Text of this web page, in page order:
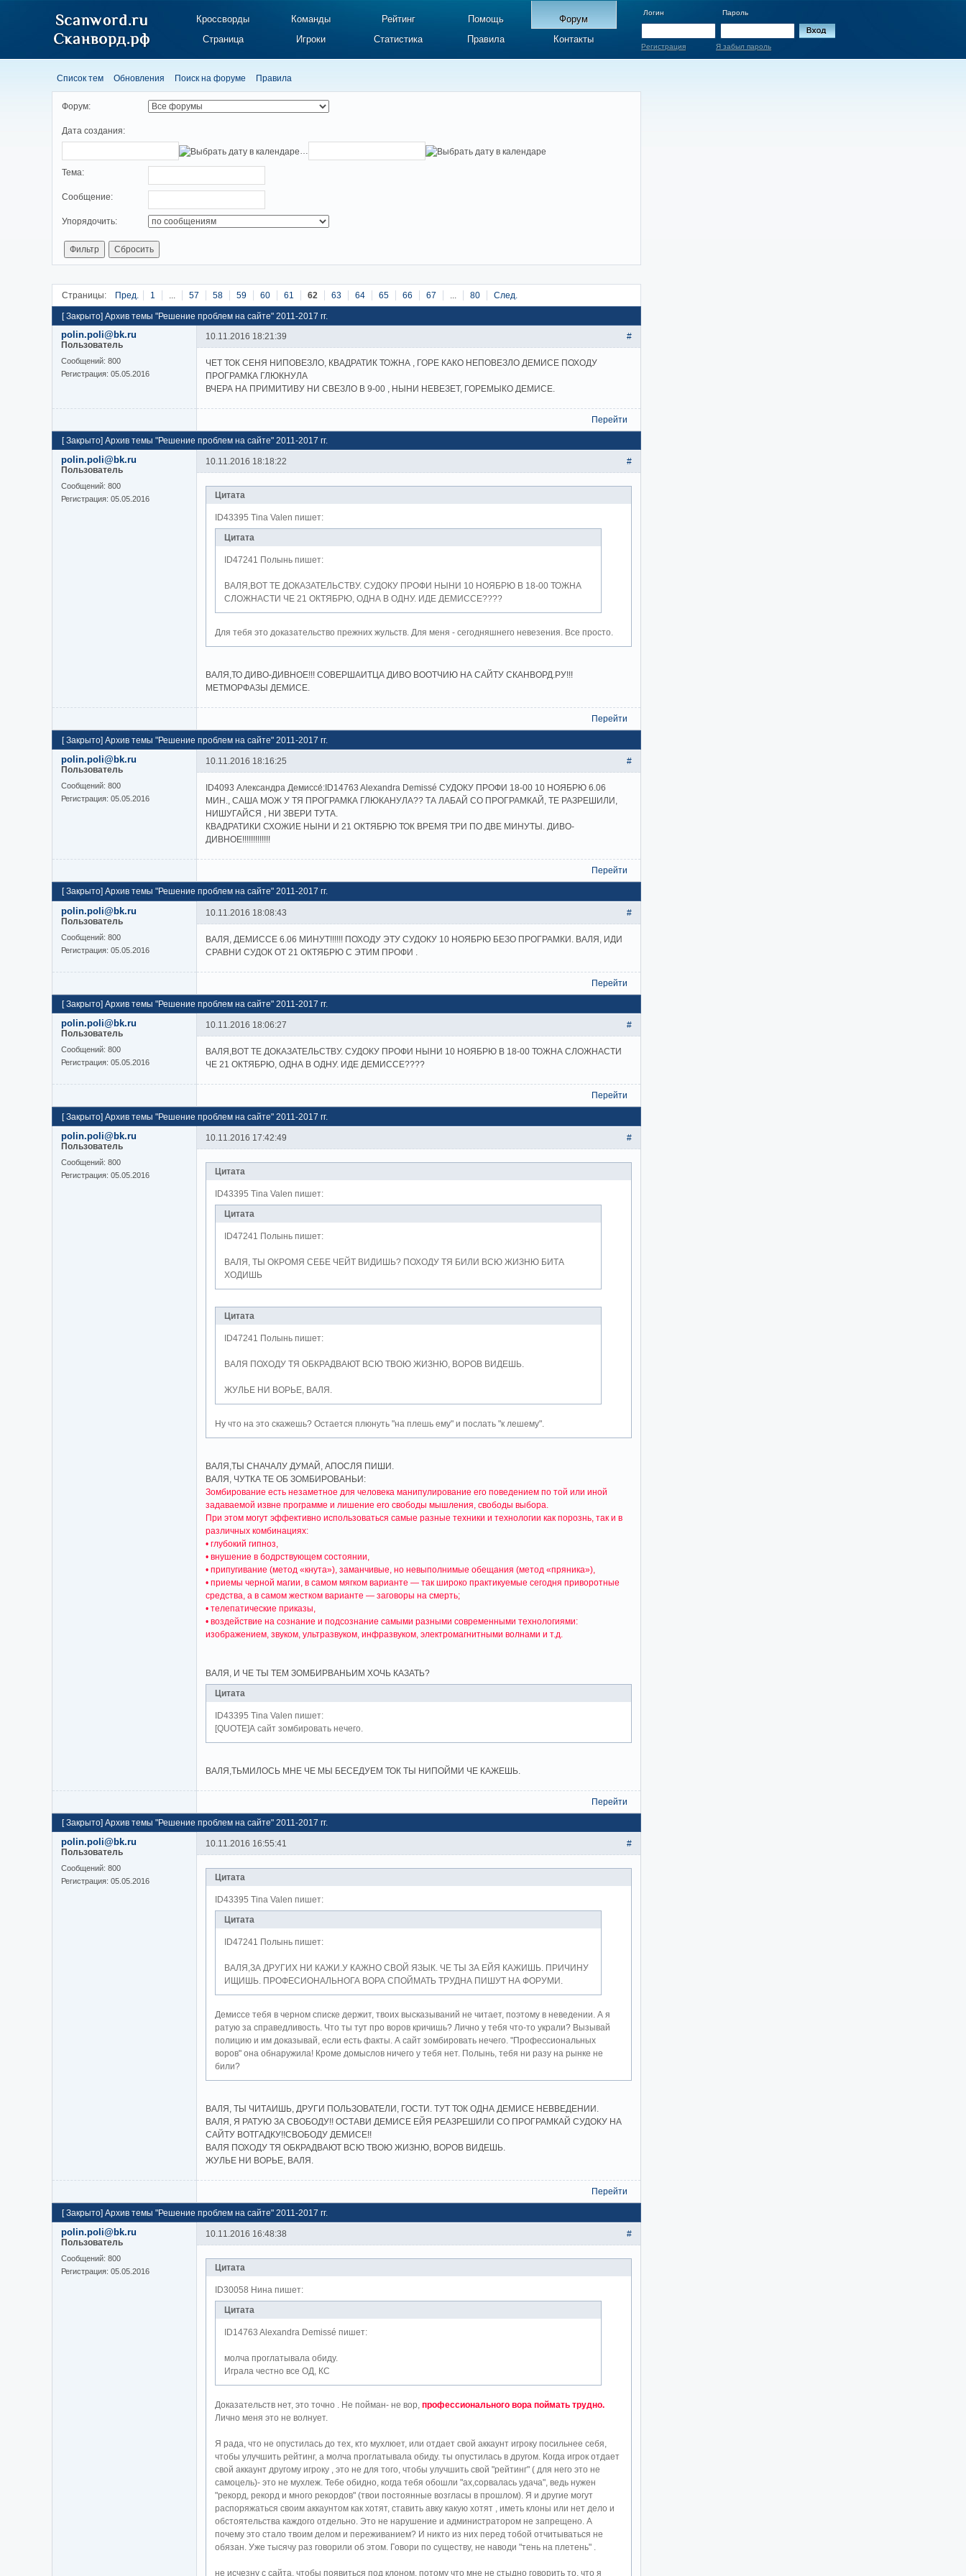
Кроссворды Команды Рейтинг Помощь
Форум
Страница
Игроки Статистика Правила Контакты
Логин Пароль
Регистрация Я забыл пароль
Список тем Обновления Поиск на форуме Правила
Форум:
Дата создания:
…
Тема:
Cooбщение:
Упорядочить:
Страницы: Пред. 1 ... 57 58 59 60 61 62 63 64 65 66 67 ... 80 След.
[Закрыто] Архив темы "Решение проблем на сайте" 2011-2017 гг.
polin.poli@bk.ru
Пользователь
Cообщений: 800
Регистрация: 05.05.2016
#
10.11.2016 18:21:39
ЧЕТ ТОК СЕНЯ НИПОВЕЗЛО, КВАДРАТИК ТОЖНА , ГОРЕ КАКО НЕПОВЕЗЛО ДЕМИСЕ ПОХОДУ
ПРОГРАМКА ГЛЮКНУЛА
ВЧЕРА НА ПРИМИТИВУ НИ СВЕЗЛО В 9-00 , НЫНИ НЕВЕЗЕТ, ГОРЕМЫКО ДЕМИСЕ.
Перейти
[Закрыто] Архив темы "Решение проблем на сайте" 2011-2017 гг.
polin.poli@bk.ru
Пользователь
Cообщений: 800
Регистрация: 05.05.2016
#
10.11.2016 18:18:22
Цитата
ID43395 Tina Valen пишет:
Цитата
ID47241 Полынь пишет:
ВАЛЯ,ВОТ ТЕ ДОКАЗАТЕЛЬСТВУ. СУДОКУ ПРОФИ НЫНИ 10 НОЯБРЮ В 18-00 ТОЖНА
СЛОЖНАСТИ ЧЕ 21 ОКТЯБРЮ, ОДНА В ОДНУ. ИДЕ ДЕМИССЕ????
Для тебя это доказательство прежних жульств. Для меня - сегодняшнего невезения. Все просто.
ВАЛЯ,ТО ДИВО-ДИВНОЕ!!! СОВЕРШАИТЦА ДИВО ВООТЧИЮ НА САЙТУ СКАНВОРД.РУ!!!
МЕТМОРФАЗЫ ДЕМИСЕ.
Перейти
[Закрыто] Архив темы "Решение проблем на сайте" 2011-2017 гг.
polin.poli@bk.ru
Пользователь
Cообщений: 800
Регистрация: 05.05.2016
#
10.11.2016 18:16:25
ID4093 Александра Демиссе́:ID14763 Alexandra Demissé СУДОКУ ПРОФИ 18-00 10 НОЯБРЮ 6.06
МИН., САША МОЖ У ТЯ ПРОГРАМКА ГЛЮКАНУЛА?? ТА ЛАБАЙ СО ПРОГРАМКАЙ, ТЕ РАЗРЕШИЛИ,
НИШУГАЙСЯ , НИ ЗВЕРИ ТУТА.
КВАДРАТИКИ СХОЖИЕ НЫНИ И 21 ОКТЯБРЮ ТОК ВРЕМЯ ТРИ ПО ДВЕ МИНУТЫ. ДИВО-
ДИВНОЕ!!!!!!!!!!!!!
Перейти
[Закрыто] Архив темы "Решение проблем на сайте" 2011-2017 гг.
polin.poli@bk.ru
Пользователь
Cообщений: 800
Регистрация: 05.05.2016
#
10.11.2016 18:08:43
ВАЛЯ, ДЕМИССЕ 6.06 МИНУТ!!!!!! ПОХОДУ ЭТУ СУДОКУ 10 НОЯБРЮ БЕЗО ПРОГРАМКИ. ВАЛЯ, ИДИ
СРАВНИ СУДОК ОТ 21 ОКТЯБРЮ С ЭТИМ ПРОФИ .
Перейти
[Закрыто] Архив темы "Решение проблем на сайте" 2011-2017 гг.
polin.poli@bk.ru
Пользователь
Cообщений: 800
Регистрация: 05.05.2016
#
10.11.2016 18:06:27
ВАЛЯ,ВОТ ТЕ ДОКАЗАТЕЛЬСТВУ. СУДОКУ ПРОФИ НЫНИ 10 НОЯБРЮ В 18-00 ТОЖНА СЛОЖНАСТИ
ЧЕ 21 ОКТЯБРЮ, ОДНА В ОДНУ. ИДЕ ДЕМИССЕ????
Перейти
[Закрыто] Архив темы "Решение проблем на сайте" 2011-2017 гг.
polin.poli@bk.ru
Пользователь
Cообщений: 800
Регистрация: 05.05.2016
#
10.11.2016 17:42:49
Цитата
ID43395 Tina Valen пишет:
Цитата
ID47241 Полынь пишет:
ВАЛЯ, ТЫ ОКРОМЯ СЕБЕ ЧЕЙТ ВИДИШЬ? ПОХОДУ ТЯ БИЛИ ВСЮ ЖИЗНЮ БИТА
ХОДИШЬ
Цитата
ID47241 Полынь пишет:
ВАЛЯ ПОХОДУ ТЯ ОБКРАДВАЮТ ВСЮ ТВОЮ ЖИЗНЮ, ВОРОВ ВИДЕШЬ.
ЖУЛЬЕ НИ ВОРЬЕ, ВАЛЯ.
Ну что на это скажешь? Остается плюнуть "на плешь ему" и послать "к лешему".
ВАЛЯ,ТЫ СНАЧАЛУ ДУМАЙ, АПОСЛЯ ПИШИ.
ВАЛЯ, ЧУТКА ТЕ ОБ ЗОМБИРОВАНЬИ:
Зомбирование есть незаметное для человека манипулирование его поведением по той или иной
задаваемой извне программе и лишение его свободы мышления, свободы выбора.
При этом могут эффективно использоваться самые разные техники и технологии как порознь, так и в
различных комбинациях:
• глубокий гипноз,
• внушение в бодрствующем состоянии,
• припугивание (метод «кнута»), заманчивые, но невыполнимые обещания (метод «пряника»),
• приемы черной магии, в самом мягком варианте — так широко практикуемые сегодня приворотные
средства, а в самом жестком варианте — заговоры на смерть;
• телепатические приказы,
• воздействие на сознание и подсознание самыми разными современными технологиями:
изображением, звуком, ультразвуком, инфразвуком, электромагнитными волнами и т.д.
ВАЛЯ, И ЧЕ ТЫ ТЕМ ЗОМБИРВАНЬИМ ХОЧЬ КАЗАТЬ?
Цитата
ID43395 Tina Valen пишет:
[QUOTE]А сайт зомбировать нечего.
ВАЛЯ,ТЬМИЛОСЬ МНЕ ЧЕ МЫ БЕСЕДУЕМ ТОК ТЫ НИПОЙМИ ЧЕ КАЖЕШЬ.
Перейти
[Закрыто] Архив темы "Решение проблем на сайте" 2011-2017 гг.
polin.poli@bk.ru
Пользователь
Cообщений: 800
Регистрация: 05.05.2016
#
10.11.2016 16:55:41
Цитата
ID43395 Tina Valen пишет:
Цитата
ID47241 Полынь пишет:
ВАЛЯ,ЗА ДРУГИХ НИ КАЖИ.У КАЖНО СВОЙ ЯЗЫК. ЧЕ ТЫ ЗА ЕЙЯ КАЖИШЬ. ПРИЧИНУ
ИЩИШЬ. ПРОФЕСИОНАЛЬНОГА ВОРА СПОЙМАТЬ ТРУДНА ПИШУТ НА ФОРУМИ.
Демиссе тебя в черном списке держит, твоих высказываний не читает, поэтому в неведении. А я
ратую за справедливость. Что ты тут про воров кричишь? Лично у тебя что-то украли? Вызывай
полицию и им доказывай, если есть факты. А сайт зомбировать нечего. "Профессиональных
воров" она обнаружила! Кроме домыслов ничего у тебя нет. Полынь, тебя ни разу на рынке не
били?
ВАЛЯ, ТЫ ЧИТАИШЬ, ДРУГИ ПОЛЬЗОВАТЕЛИ, ГОСТИ. ТУТ ТОК ОДНА ДЕМИСЕ НЕВВЕДЕНИИ.
ВАЛЯ, Я РАТУЮ ЗА СВОБОДУ!! ОСТАВИ ДЕМИСЕ ЕЙЯ РЕАЗРЕШИЛИ СО ПРОГРАМКАЙ СУДОКУ НА
САЙТУ ВОТГАДКУ!!СВОБОДУ ДЕМИСЕ!!
ВАЛЯ ПОХОДУ ТЯ ОБКРАДВАЮТ ВСЮ ТВОЮ ЖИЗНЮ, ВОРОВ ВИДЕШЬ.
ЖУЛЬЕ НИ ВОРЬЕ, ВАЛЯ.
Перейти
[Закрыто] Архив темы "Решение проблем на сайте" 2011-2017 гг.
polin.poli@bk.ru
Пользователь
Cообщений: 800
Регистрация: 05.05.2016
#
10.11.2016 16:48:38
Цитата
ID30058 Нина пишет:
Цитата
ID14763 Alexandra Demissé пишет:
молча проглатывала обиду.
Играла честно все ОД, КС
Доказательств нет, это точно . Не пойман- не вор, профессионального вора поймать трудно.
Лично меня это не волнует.
Я рада, что не опустилась до тех, кто мухлюет, или отдает свой аккаунт игроку посильнее себя,
чтобы улучшить рейтинг, а молча проглатывала обиду. ты опустилась в другом. Когда игрок отдает
свой аккаунт другому игроку , это не для того, чтобы улучшить свой "рейтинг" ( для него это не
самоцель)- это не мухлеж. Тебе обидно, когда тебя обошли "ах,сорвалась удача", ведь нужен
"рекорд, рекорд и много рекордов" (твои постоянные возгласы в прошлом). Я и другие могут
распоряжаться своим аккаунтом как хотят, ставить авку какую хотят , иметь клоны или нет дело и
обстоятельства каждого отдельно. Это не нарушение и администратором не запрещено. А
почему это стало твоим делом и переживанием? И никто из них перед тобой отчитываться не
обязан. Уже тысячу раз говорили об этом. Говори по существу, не наводи "тень на плетень" .
не исчезну с сайта, чтобы появиться под клоном, потому что мне не стыдно говорить то, что я